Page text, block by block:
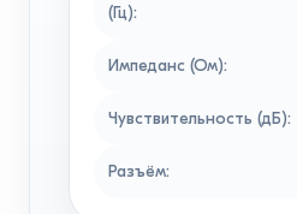
(Гц):
Импеданс (Ом):
Чувствительность (дБ):
Разъём: